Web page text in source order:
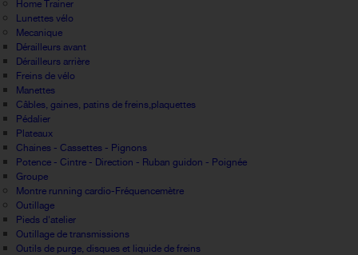
Home Trainer
Lunettes vélo
Mecanique
Dérailleurs avant
Dérailleurs arrière
Freins de vélo
Manettes
Câbles, gaines, patins de freins,plaquettes
Pédalier
Plateaux
Chaines - Cassettes - Pignons
Potence - Cintre - Direction - Ruban guidon - Poignée
Groupe
Montre running cardio-Fréquencemètre
Outillage
Pieds d'atelier
Outillage de transmissions
Outils de purge, disques et liquide de freins